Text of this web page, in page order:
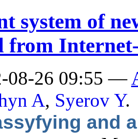
system of
from
08-26 09:55 —
A, Syerov Y.
and